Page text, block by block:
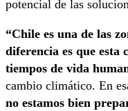
potencial de las
“Chile es una de las
diferencia es que esta
tiempos de vida
cambio climático. En
no estamos bien